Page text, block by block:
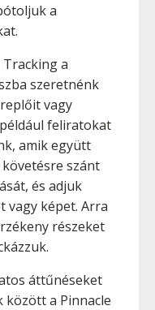
a
a
szeretnénk
vagy
feliratokat
amik együtt
szánt
és adjuk
vagy képet. Arra
részeket
áttűnéseket
a Pinnacle